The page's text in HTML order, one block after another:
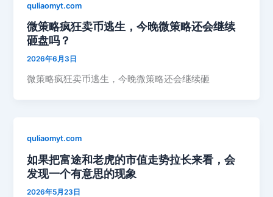
quliaomyt.com
微策略疯狂卖币逃生，今晚微策略还会继续
砸盘吗？
2026年6月3日
微策略疯狂卖币逃生，今晚微策略还会继续砸
quliaomyt.com
如果把富途和老虎的市值走势拉长来看，会
发现一个有意思的现象
2026年5月23日